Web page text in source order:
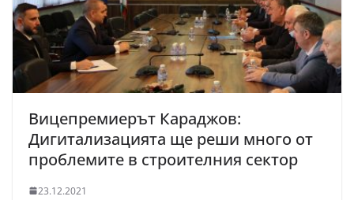
Вицепремиерът Караджов:
Дигитализацията ще реши много от
проблемите в строителния сектор
23.12.2021